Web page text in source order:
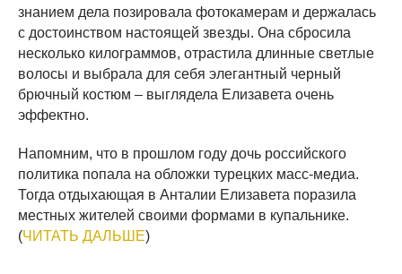
знанием дела позировала фотокамерам и держалась
с достоинством настоящей звезды. Она сбросила
несколько килограммов, отрастила длинные светлые
волосы и выбрала для себя элегантный черный
брючный костюм – выглядела Елизавета очень
эффектно.
Напомним, что в прошлом году дочь российского
политика попала на обложки турецких масс-медиа.
Тогда отдыхающая в Анталии Елизавета поразила
местных жителей своими формами в купальнике.
(ЧИТАТЬ ДАЛЬШЕ)